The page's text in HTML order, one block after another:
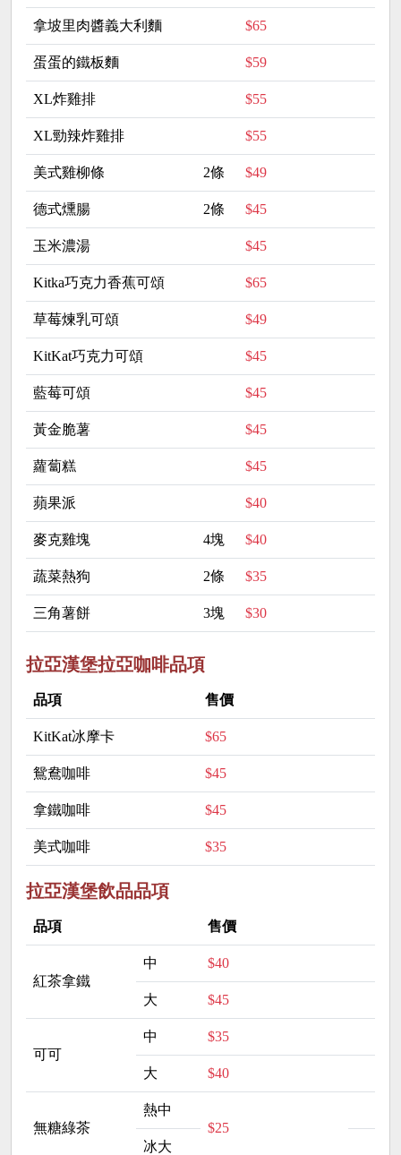
拿坡里肉醬義大利麵 $65
蛋蛋的鐵板麵 $59
XL炸雞排 $55
XL勁辣炸雞排 $55
美式雞柳條 2條 $49
德式燻腸 2條 $45
玉米濃湯 $45
Kitka巧克力香蕉可頌 $65
草莓煉乳可頌 $49
KitKat巧克力可頌 $45
藍莓可頌 $45
黃金脆薯 $45
蘿蔔糕 $45
蘋果派 $40
麥克雞塊 4塊 $40
蔬菜熱狗 2條 $35
三角薯餅 3塊 $30
拉亞漢堡拉亞咖啡品項
品項 售價
KitKat冰摩卡 $65
鴛鴦咖啡 $45
拿鐵咖啡 $45
美式咖啡 $35
拉亞漢堡飲品品項
品項 售價
紅茶拿鐵
中 $40
大 $45
可可
中 $35
大 $40
無糖綠茶
熱中
$25
冰大